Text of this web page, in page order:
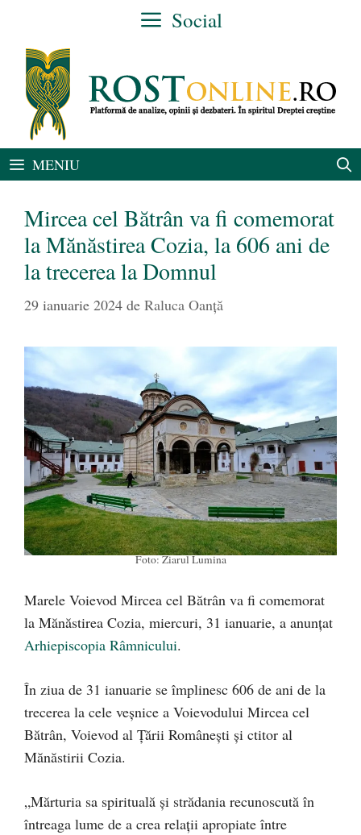
conținut
Social
MENIU
Mircea cel Bătrân va fi comemorat
la Mănăstirea Cozia, la 606 ani de
la trecerea la Domnul
29 ianuarie 2024 de Raluca Oanță
Foto: Ziarul Lumina
Marele Voievod Mircea cel Bătrân va fi comemorat
la Mănăstirea Cozia, miercuri, 31 ianuarie, a anunțat
Arhiepiscopia Râmnicului.
În ziua de 31 ianuarie se împlinesc 606 de ani de la
trecerea la cele veșnice a Voievodului Mircea cel
Bătrân, Voievod al Țării Românești și ctitor al
Mănăstirii Cozia.
„Mărturia sa spirituală și strădania recunoscută în
întreaga lume de a crea relații apropiate între